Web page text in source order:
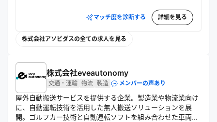
マッチ度を診断する 詳細を見る
株式会社アソビダスの全ての求人を見る
株式会社eveautonomy
交通・運輸 物流 製造 メンバーの声あり
屋外自動搬送サービスを提供する企業。製造業や物流業向け
に、自動運転技術を活用した無人搬送ソリューションを展
開。ゴルフカー技術と自動運転ソフトを組み合わせた車両